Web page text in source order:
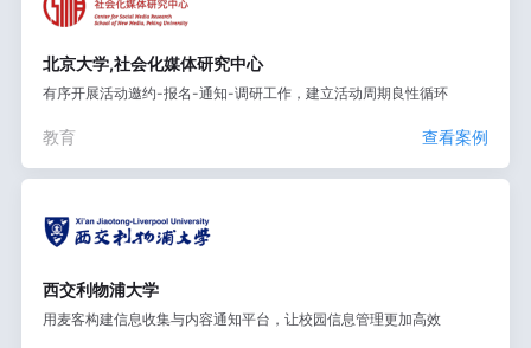
北京大学,社会化媒体研究中心
有序开展活动邀约-报名-通知-调研工作，建立活动周期良性循环
教育 查看案例
西交利物浦大学
用麦客构建信息收集与内容通知平台，让校园信息管理更加高效